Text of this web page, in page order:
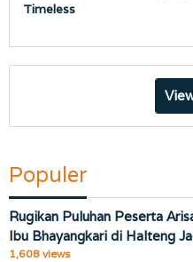
Timeless
Populer
Rugikan Puluhan Peserta
Ibu Bhayangkari di Halteng
1,608 views